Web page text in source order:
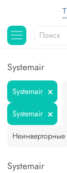
Systemair
Systemair
Systemair
Неинверторные
Systemair